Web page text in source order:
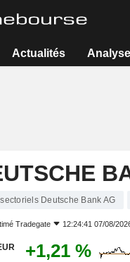
Actualités
Deutsche Bank AG
Tradegate 12:24:41 07/08/
+1,21 %